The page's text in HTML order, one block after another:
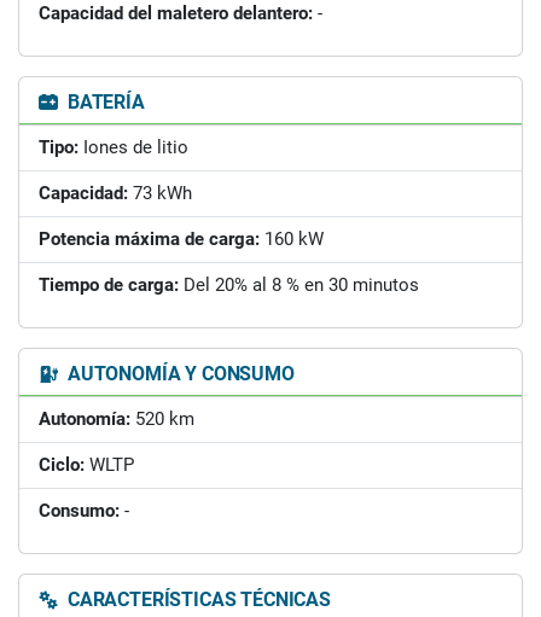
Capacidad del maletero delantero: -
BATERÍA
Tipo: Iones de litio
Capacidad: 73 kWh
Potencia máxima de carga: 160 kW
Tiempo de carga: Del 20% al 8 % en 30 minutos
AUTONOMÍA Y CONSUMO
Autonomía: 520 km
Ciclo: WLTP
Consumo: -
CARACTERÍSTICAS TÉCNICAS